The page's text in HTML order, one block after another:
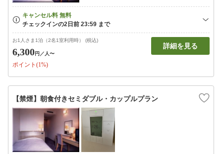
お1人さま1泊（2名1室利用時） (税込)
6,300円 ／人〜
ポイント(1%)
詳細を見る
【禁煙】朝食付きセミダブル・カップルプラン